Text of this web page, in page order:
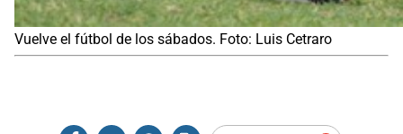
Vuelve el fútbol de los sábados. Foto: Luis Cetraro